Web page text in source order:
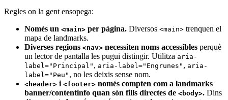
Regles on la gent ensopega:
Només un <main> per pàgina. Diversos <main> trenquen el
mapa de landmarks.
Diverses regions <nav> necessiten noms accessibles perquè
un lector de pantalla les pugui distingir. Utilitza aria-
label="Principal" , aria-label="Engrunes" , aria-
label="Peu" , no les deixis sense nom.
<header> i <footer> només compten com a landmarks
banner/contentinfo quan són fills directes de <body>. Dins